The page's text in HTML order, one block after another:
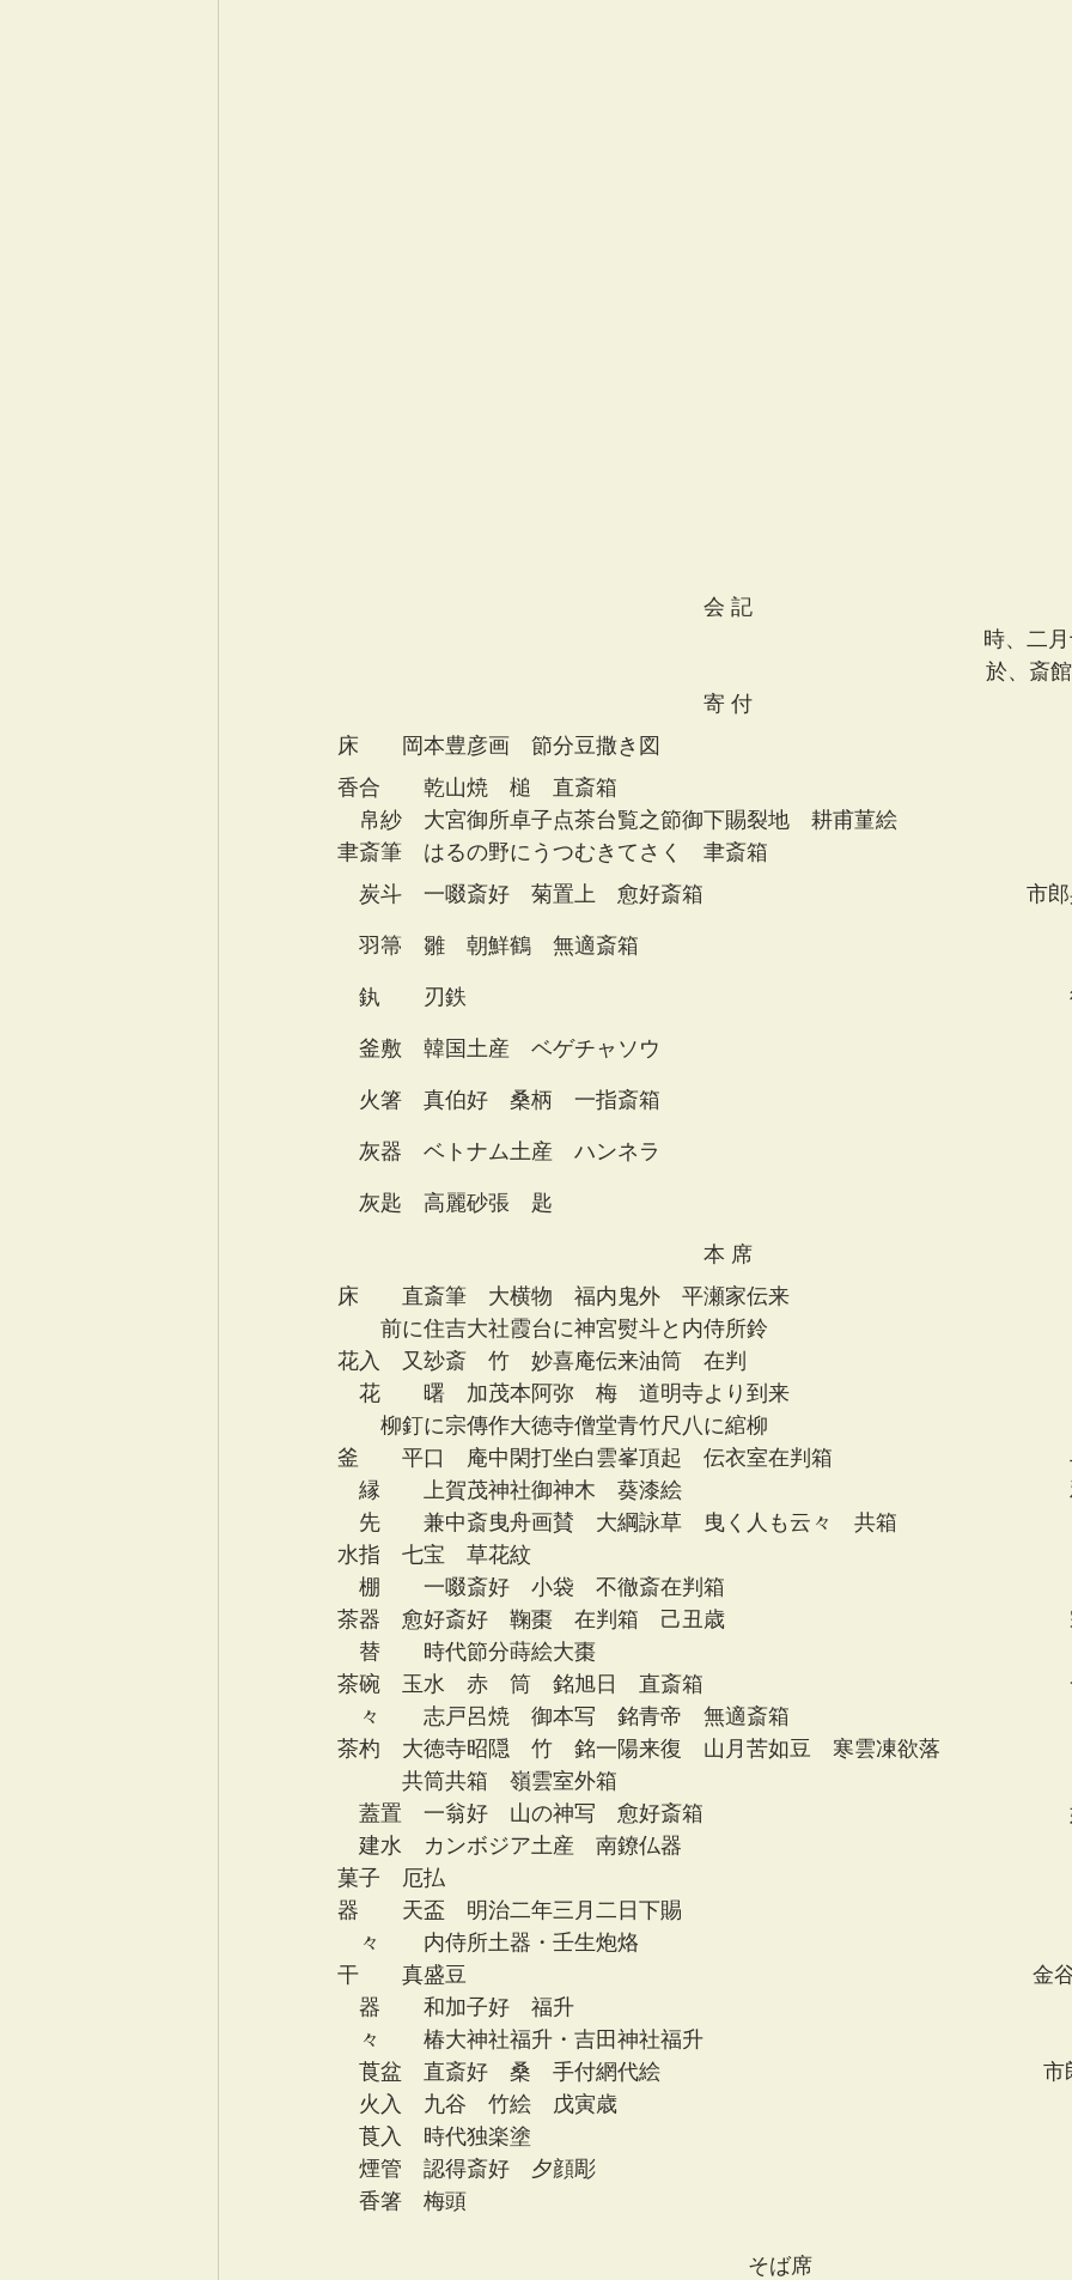
会 記
時、二月十三
於、斎館
寄 付
床　　岡本豊彦画　節分豆撒き図
香合　　乾山焼　槌　直斎箱
帛紗　大宮御所卓子点茶台覧之節御下賜裂地　耕甫菫絵
聿斎筆　はるの野にうつむきてさく　聿斎箱
炭斗　一啜斎好　菊置上　愈好斎箱　　　　　　　　　　　　　　　市
羽箒　雛　朝鮮鶴　無適斎
釻　　刃鉄　　　　　　　　　　　　　　　　　　　　　　　　　　　
釜敷　韓国土産　ベゲチャソウ
火箸　真伯好　桑柄　一指斎箱
灰器　ベトナム土産　ハンネラ
灰匙　高麗砂張　匙
本 席
床　　直斎筆　大横物　福内鬼外　平瀬家伝来
前に住吉大社霞台に神宮熨斗と内侍所鈴
花入　又玅斎　竹　妙喜庵伝来油筒　在判
花　　曙　加茂本阿弥　梅　道明寺より到来
柳釘に宗傳作大徳寺僧堂青竹尺八に綰柳
釜　　平口　庵中閑打坐白雲峯頂起　伝衣室在判箱　　　　　　　　　　
縁　　上賀茂神社御神木　葵漆絵　　　　　　　　　　　　　　　　　
先　　兼中斎曳舟画賛　大綱詠草　曳く人も云々　共箱
水指　七宝　草花紋
棚　　一啜斎好　小袋　不徹斎在判箱
茶器　愈好斎好　鞠棗　在判箱　己丑歳　　　　　　　　　　　　　　　
替　　時代節分蒔絵大棗
茶碗　玉水　赤　筒　銘旭日　直斎箱　　　　　　　　　　　　　　　　
々　　志戸呂焼　御本写　銘青帝　無適斎箱
茶杓　大徳寺昭隠　竹　銘一陽来復　山月苦如豆　寒雲凍欲落
共筒共箱　嶺雲室外箱
蓋置　一翁好　山の神写　愈好斎箱　　　　　　　　　　　　　　　　
建水　カンボジア土産　南鐐仏器
菓子　厄払
器　　天盃　明治二年三月二日下
々　　内侍所土器・壬生炮烙
干　　真盛豆　　　　　　　　　　　　　　　　　　　　　　　　　　 金
器　　和加子好　福升　　　　　　　　　　　　　　　　　　　　　　
々　　椿大神社福升・吉田神社福升
莨盆　直斎好　桑　手付網代絵　　　　　　　　　　                            市
火入　九谷　竹絵　戊寅歳　　　　　　　　　　　　　　　　　　　　
莨入　時代独楽塗
煙管　認得斎好　夕顔彫　　　　　　　　　　　　　　　　　　　　　
香箸　梅頭　　　　　　　　　　　　　　　　　　　　　　　　　　　
そば席